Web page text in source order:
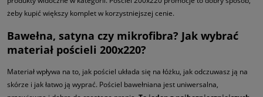
żeby kupić większy komplet w korzystniejszej cenie.
Bawełna, satyna czy mikrofibra? Jak wybrać
materiał pościeli 200x220?
Materiał wpływa na to, jak pościel układa się na łóżku, jak odczuwasz ją na
skórze i jak łatwo ją wyprać. Pościel bawełniana jest uniwersalna,